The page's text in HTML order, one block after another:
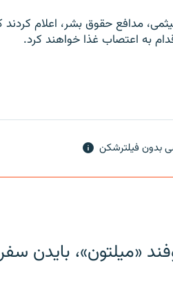
مدافع حقوق بشر، اعلام
به اعتصاب غذا خواهند کرد.
بدون فیلترشکن
«میلتون»، بایدن